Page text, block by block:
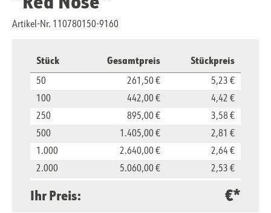
Artikel-Nr. 110780150-9160
Stück Gesamtpreis Stückpreis
50 261,50 €
5,23 €
100
442,00 €
4,42 €
250
895,00 €
3,58 €
500
1.405,00 €
2,81 €
1.000
2.640,00 €
2,64 €
2.000
5.060,00 €
2,53 €
2,35 €
Ihr Preis: €*